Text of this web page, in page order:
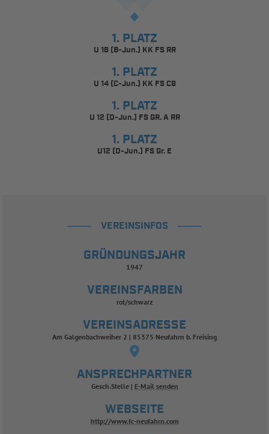
1. PLATZ
U 16 (B-Jun.) KK FS RR
1. PLATZ
U 14 (C-Jun.) KK FS C9
1. PLATZ
U 12 (D-Jun.) FS GR. A RR
1. PLATZ
U12 (D-Jun.) FS Gr. E
VEREINSINFOS
GRÜNDUNGSJAHR
1947
VEREINSFARBEN
rot/schwarz
VEREINSADRESSE
Am Galgenbachweiher 2 | 85375 Neufahrn b. Freising
ANSPRECHPARTNER
Gesch.Stelle E-Mail senden
WEBSEITE
http://www.fc-neufahrn.com